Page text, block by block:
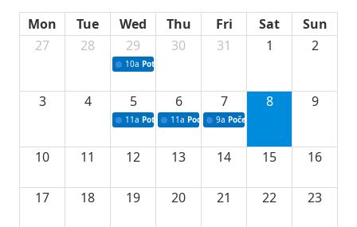
Mon Tue Wed Thu Fri Sat
Sun
27
28 29
10a Potpisivanje ugovora sa neprofitnim
30 31 1 2
3 4 5
11a Potpisivanje ugovora o stipendijama za
6
11a Podrška razvoju vodne infrastrukture u
7
9a Početak izgradnje nove
8 9
10 11 12 13 14 15 16
17 18 19 20 21 22 23